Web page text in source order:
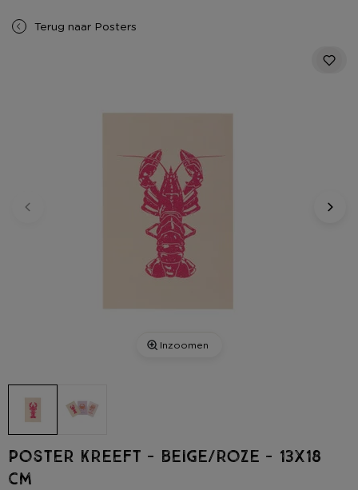
Terug naar Posters
Inzoomen
Poster kreeft - beige/roze - 13x18
cm